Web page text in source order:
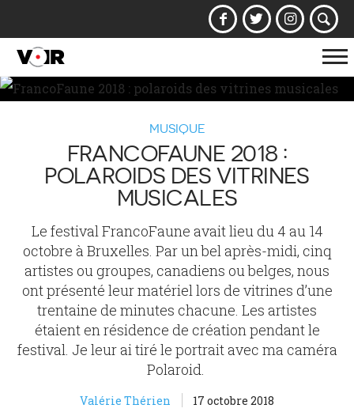
la
MUSIQUE
FRANCOFAUNE 2018 :
POLAROIDS DES VITRINES
MUSICALES
Le festival FrancoFaune avait lieu du 4 au 14
octobre à Bruxelles. Par un bel après-midi, cinq
artistes ou groupes, canadiens ou belges, nous
ont présenté leur matériel lors de vitrines d’une
trentaine de minutes chacune. Les artistes
étaient en résidence de création pendant le
festival. Je leur ai tiré le portrait avec ma caméra
Polaroid.
Valérie Thérien 17 octobre 2018